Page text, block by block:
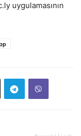
uygulamasının